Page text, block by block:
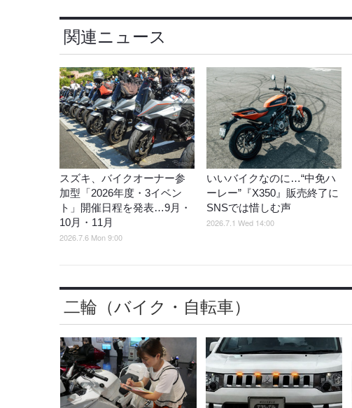
関連ニュース
スズキ、バイクオーナー参
加型「2026年度・3イベン
ト」開催日程を発表…9月・
10月・11月
2026.7.6 Mon 9:00
いいバイクなのに…“中免ハ
ーレー”『X350』販売終了に
SNSでは惜しむ声
2026.7.1 Wed 14:00
二輪（バイク・自転車）